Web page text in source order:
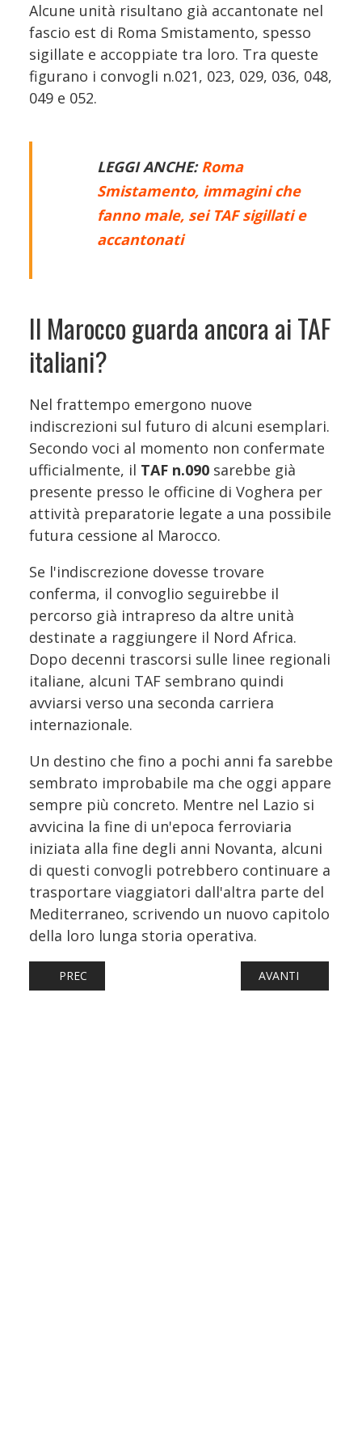
Alcune unità risultano già accantonate nel
fascio est di Roma Smistamento, spesso
sigillate e accoppiate tra loro. Tra queste
figurano i convogli n.021, 023, 029, 036, 048,
049 e 052.
LEGGI ANCHE: Roma
Smistamento, immagini che
fanno male, sei TAF sigillati e
accantonati
Il Marocco guarda ancora ai TAF
italiani?
Nel frattempo emergono nuove
indiscrezioni sul futuro di alcuni esemplari.
Secondo voci al momento non confermate
ufficialmente, il TAF n.090 sarebbe già
presente presso le officine di Voghera per
attività preparatorie legate a una possibile
futura cessione al Marocco.
Se l'indiscrezione dovesse trovare
conferma, il convoglio seguirebbe il
percorso già intrapreso da altre unità
destinate a raggiungere il Nord Africa.
Dopo decenni trascorsi sulle linee regionali
italiane, alcuni TAF sembrano quindi
avviarsi verso una seconda carriera
internazionale.
Un destino che fino a pochi anni fa sarebbe
sembrato improbabile ma che oggi appare
sempre più concreto. Mentre nel Lazio si
avvicina la fine di un'epoca ferroviaria
iniziata alla fine degli anni Novanta, alcuni
di questi convogli potrebbero continuare a
trasportare viaggiatori dall'altra parte del
Mediterraneo, scrivendo un nuovo capitolo
della loro lunga storia operativa.
ARTICOLO PRECEDENTE: INVESTITI 170 MILIONI NEI
PREC ARTICOLO
AVANTI